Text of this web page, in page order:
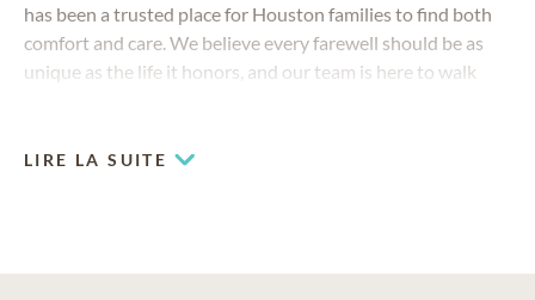
has been a trusted place for Houston families to find both
comfort and care. We believe every farewell should be as
unique as the life it honors, and our team is here to walk
for gathering, we offer a setting where you can remember
LIRE LA SUITE